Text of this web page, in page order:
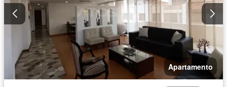
Apartamento